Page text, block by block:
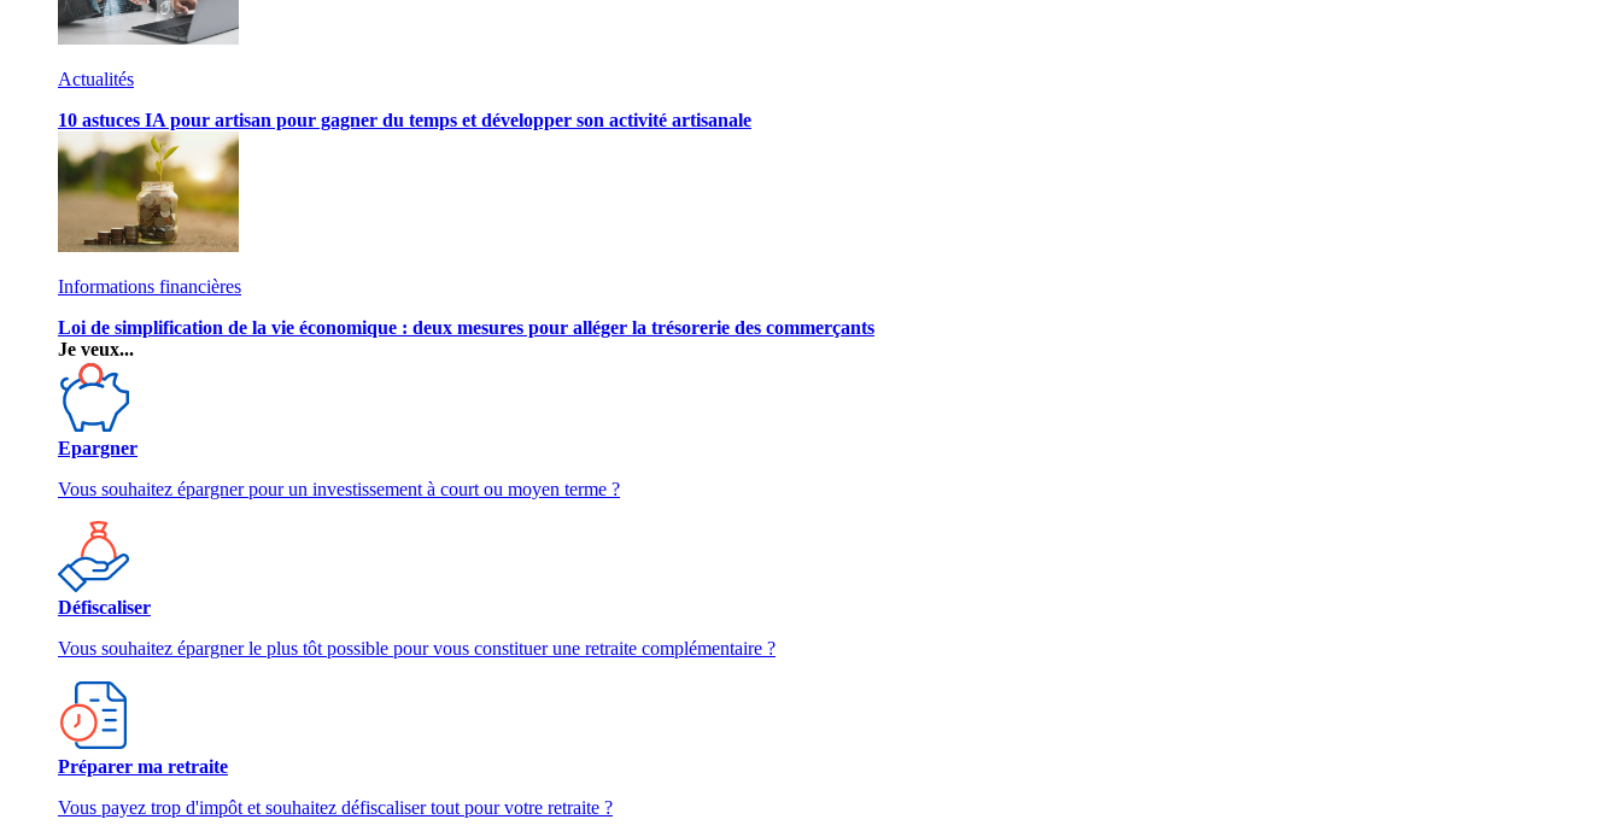
Actualités
10 astuces IA pour artisan pour gagner du temps et développer son activité artisanale
Informations financières
Loi de simplification de la vie économique : deux mesures pour alléger la trésorerie des commerçants
Je veux...
Epargner
Vous souhaitez épargner pour un investissement à court ou moyen terme ?
Défiscaliser
Vous souhaitez épargner le plus tôt possible pour vous constituer une retraite complémentaire ?
Préparer ma retraite
Vous payez trop d'impôt et souhaitez défiscaliser tout pour votre retraite ?